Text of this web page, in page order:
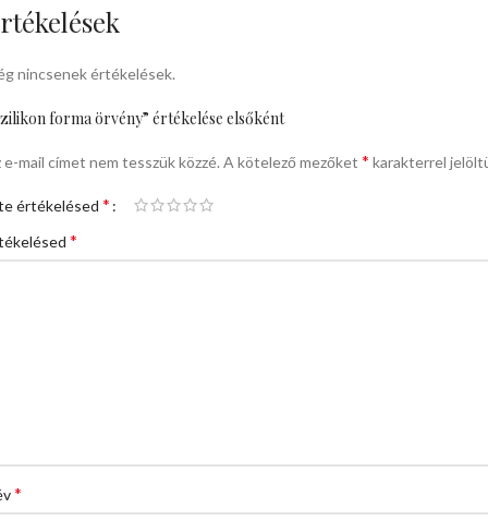
nincsenek értékelések.
forma örvény” értékelése elsőként
e-mail címet nem tesszük közzé. A kötelező mezőket * karakterrel
értékelésed *
*
*